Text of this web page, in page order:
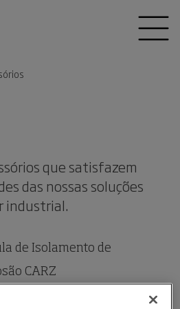
que satisfazem
das nossas soluções
industrial.
de Isolamento de
CARZ
de charneira para isolamento de